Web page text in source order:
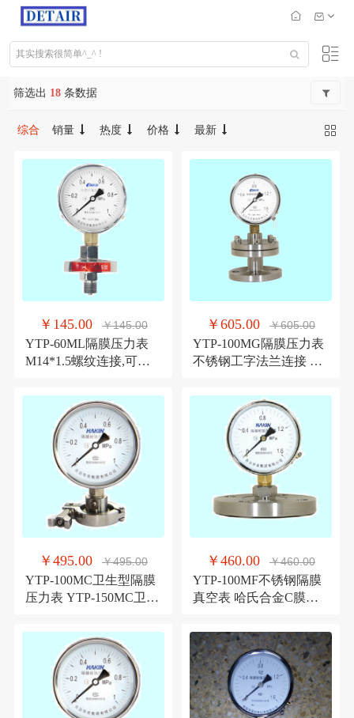
筛选出 18 条数据
综合 销量 热度 价格 最新
￥145.00 ￥145.00
YTP-60ML隔膜压力表
M14*1.5螺纹连接,可选
￥605.00 ￥605.00
YTP-100MG隔膜压力表
不锈钢工字法兰连接 表
￥495.00 ￥495.00
YTP-100MC卫生型隔膜
压力表 YTP-150MC卫生
￥460.00 ￥460.00
YTP-100MF不锈钢隔膜
真空表 哈氏合金C膜片